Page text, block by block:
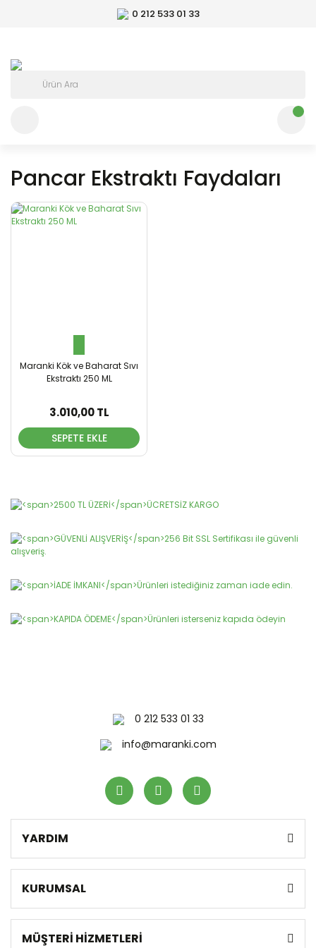
0 212 533 01 33
Pancar Ekstraktı Faydaları
Maranki Kök ve Baharat Sıvı
Ekstraktı 250 ML
3.010,00 TL
SEPETE EKLE
0 212 533 01 33
info@maranki.com
YARDIM
KURUMSAL
MÜŞTERİ HİZMETLERİ